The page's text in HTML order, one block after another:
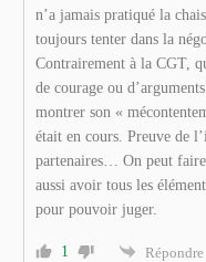
n’a jamais pratiqué la
toujours tenter dans la
Contrairement à la CGT,
de courage ou
montrer son «
était en cours. Preuve de
partenaires… On peut
aussi avoir tous les
pour pouvoir juger.
1 Répondre